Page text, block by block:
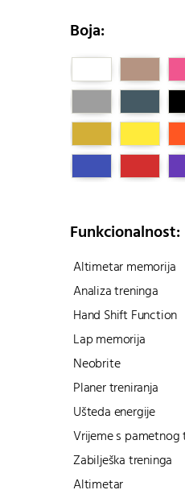
Boja:
Funkcionalnost:
Altimetar memorija
Analiza treninga
Hand Shift Function
Lap memorija
Neobrite
Planer treniranja
Ušteda energije
Vrijeme s pametnog
Zabilješka treninga
Altimetar